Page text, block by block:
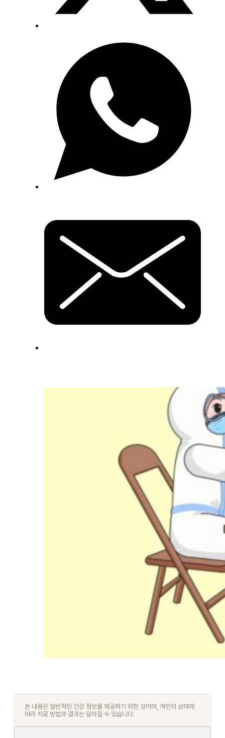
본 내용은 일반적인 건강 정보를 제공하기 위한 것이며, 개인의 상태에
따라 치료 방법과 결과는 달라질 수 있습니다.